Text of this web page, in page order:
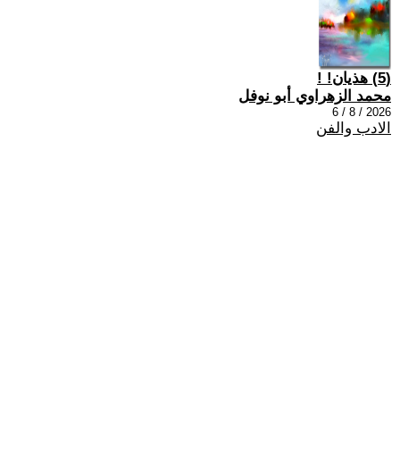
(5) هذيان! !
محمد الزهراوي أبو نوفل
2026 / 8 / 6
الادب والفن